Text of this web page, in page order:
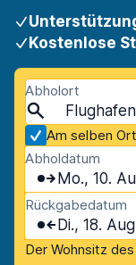
Kostenlose
Abholort
Am selben
Abholdatum
Mo., 10.
Rückgabedatum
Di., 18.
Der Wohnsitz